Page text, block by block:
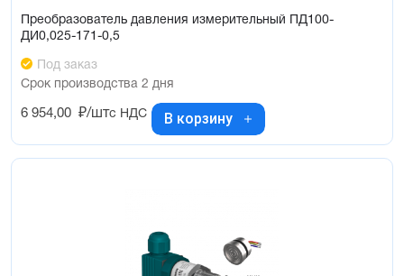
Преобразователь давления измерительный ПД100-
ДИ0,025-171-0,5
Под заказ
Срок производства 2 дня
6 954,00 ₽/штс НДС В корзину